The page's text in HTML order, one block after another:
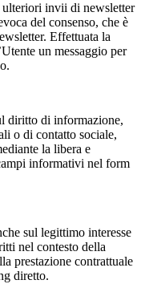
ulteriori invii di newsletter
del consenso, che è
Effettuata la
un messaggio per
diritto di informazione,
o di contatto sociale,
la libera e
informativi nel form
sul legittimo interesse
nel contesto della
prestazione contrattuale
diretto.